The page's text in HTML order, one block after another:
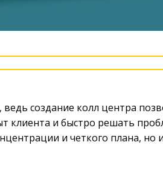
создание колл центра
и быстро решать
и четкого плана, но